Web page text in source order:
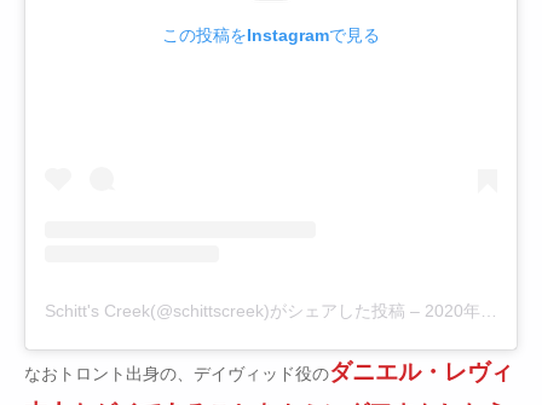
この投稿をInstagramで見る
Schitt's Creek(@schittscreek)がシェアした投稿 – 2020年 4月月6日午前10時15分PDT
なおトロント出身の、デイヴィッド役のダニエル・レヴィ